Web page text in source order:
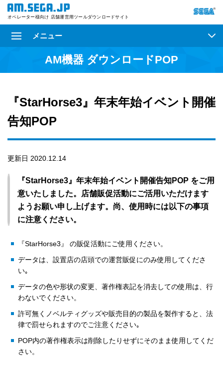
オペレーター様向け 店舗運営用ツールダウンロードサイト
メニュー
AM機器 ダウンロードPOP
『StarHorse3』年末年始イベント開催
告知POP
更新日 2020.12.14
『StarHorse3』年末年始イベント開催告知POP をご用
意いたしました。店舗販促活動にご活用いただけます
ようお願い申し上げます。尚、使用時には以下の事項
に注意ください。
『StarHorse3』 の販促活動にご使用ください。
データは、設置店の店頭での運営販促にのみ使用してくださ
い｡
データの色や形状の変更、著作権表記を消去しての使用は、行
わないでください。
許可無くノベルティグッズや販売目的の製品を製作すると、法
律で罰せられますのでご注意ください｡
POP内の著作権表示は削除したりせずにそのまま使用してくだ
さい。